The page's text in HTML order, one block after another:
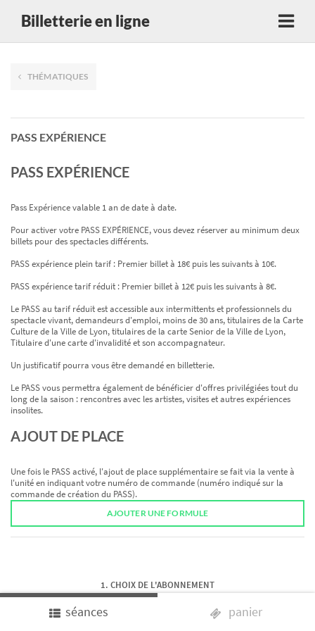
Billetterie en ligne
séances panier
THÉMATIQUES
PASS EXPÉRIENCE
PASS EXPÉRIENCE
Pass Expérience valable 1 an de date à date.
Pour activer votre PASS EXPÉRIENCE, vous devez réserver au minimum deux
billets pour des spectacles différents.
PASS expérience plein tarif : Premier billet à 18€ puis les suivants à 10€.
PASS expérience tarif réduit : Premier billet à 12€ puis les suivants à 8€.
Le PASS au tarif réduit est accessible aux intermittents et professionnels du
spectacle vivant, demandeurs d'emploi, moins de 30 ans, titulaires de la Carte
Culture de la Ville de Lyon, titulaires de la carte Senior de la Ville de Lyon,
Titulaire d'une carte d'invalidité et son accompagnateur.
Un justificatif pourra vous être demandé en billetterie.
Le PASS vous permettra également de bénéficier d'offres privilégiées tout du
long de la saison : rencontres avec les artistes, visites et autres expériences
insolites.
AJOUT DE PLACE
Une fois le PASS activé, l'ajout de place supplémentaire se fait via la vente à
l'unité en indiquant votre numéro de commande (numéro indiqué sur la
commande de création du PASS).
AJOUTER UNE FORMULE
CHOIX DE L'ABONNEMENT